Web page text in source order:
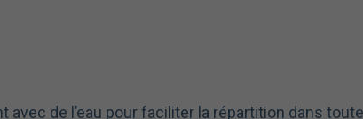
de l’eau pour faciliter la répartition dans